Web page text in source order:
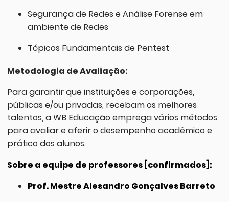
Segurança de Redes e Análise Forense em
ambiente de Redes
Tópicos Fundamentais de Pentest
Metodologia de Avaliação:
Para garantir que instituições e corporações,
públicas e/ou privadas, recebam os melhores
talentos, a WB Educação emprega vários métodos
para avaliar e aferir o desempenho acadêmico e
prático dos alunos.
Sobre a equipe de professores [confirmados]:
Prof. Mestre Alesandro Gonçalves Barreto